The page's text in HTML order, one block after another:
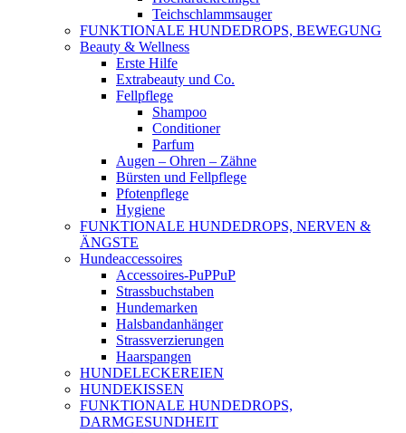
Teichschlammsauger
FUNKTIONALE HUNDEDROPS, BEWEGUNG
Beauty & Wellness
Erste Hilfe
Extrabeauty und Co.
Fellpflege
Shampoo
Conditioner
Parfum
Augen – Ohren – Zähne
Bürsten und Fellpflege
Pfotenpflege
Hygiene
FUNKTIONALE HUNDEDROPS, NERVEN &
ÄNGSTE
Hundeaccessoires
Accessoires-PuPPuP
Strassbuchstaben
Hundemarken
Halsbandanhänger
Strassverzierungen
Haarspangen
HUNDELECKEREIEN
HUNDEKISSEN
FUNKTIONALE HUNDEDROPS,
DARMGESUNDHEIT